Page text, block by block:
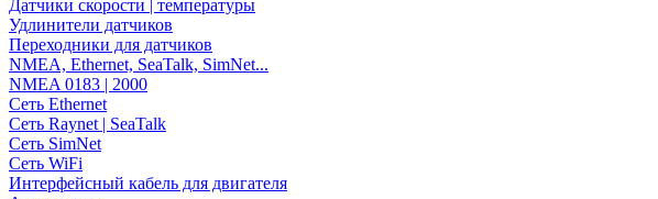
Датчики скорости | температуры
Удлинители датчиков
Переходники для датчиков
NMEA, Ethernet, SeaTalk, SimNet...
NMEA 0183 | 2000
Сеть Ethernet
Сеть Raynet | SeaTalk
Сеть SimNet
Сеть WiFi
Интерфейсный кабель для двигателя